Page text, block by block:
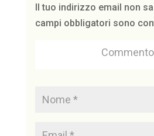
Il tuo indirizzo email non
campi obbligatori sono